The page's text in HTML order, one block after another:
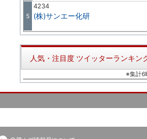
5
4234
(株)サンエー化研
人気・注目度 ツイッターランキン
※集計6